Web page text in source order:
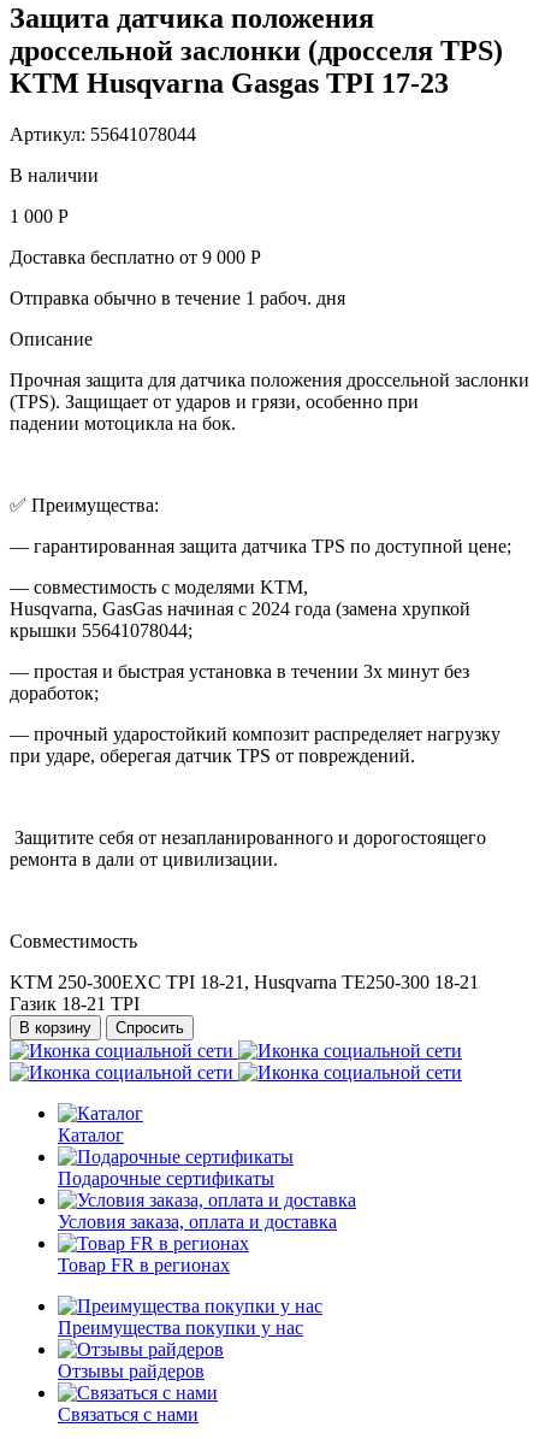
Защита датчика положения
дроссельной заслонки (дросселя TPS)
KTM Husqvarna Gasgas TPI 17-23
Артикул: 55641078044
В наличии
1 000 Р
Доставка бесплатно от 9 000 Р
Отправка обычно в течение 1 рабоч. дня
Описание
Прочная защита для датчика положения дроссельной заслонки
(TPS). Защищает от ударов и грязи, особенно при
падении мотоцикла на бок.
✅ Преимущества:
— гарантированная защита датчика TPS по доступной цене;
— совместимость с моделями KTM,
Husqvarna, GasGas начиная с 2024 года (замена хрупкой
крышки 55641078044;
— простая и быстрая установка в течении 3х минут без
доработок;
— прочный ударостойкий композит распределяет нагрузку
при ударе, оберегая датчик TPS от повреждений.
Защитите себя от незапланированного и дорогостоящего
ремонта в дали от цивилизации.
Совместимость
KTM 250-300EXC TPI 18-21, Husqvarna TE250-300 18-21
Газик 18-21 TPI
В корзину Спросить
Каталог
Подарочные сертификаты
Условия заказа, оплата и доставка
Товар FR в регионах
Преимущества покупки у нас
Отзывы райдеров
Связаться с нами